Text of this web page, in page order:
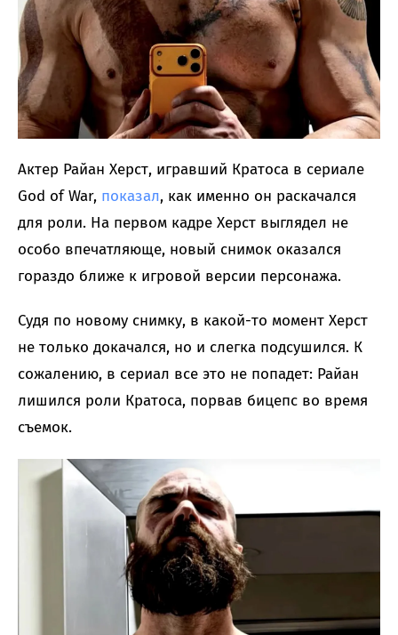
Актер Райан Херст, игравший Кратоса в сериале
God of War, показал, как именно он раскачался
для роли. На первом кадре Херст выглядел не
особо впечатляюще, новый снимок оказался
гораздо ближе к игровой версии персонажа.
Судя по новому снимку, в какой-то момент Херст
не только докачался, но и слегка подсушился. К
сожалению, в сериал все это не попадет: Райан
лишился роли Кратоса, порвав бицепс во время
съемок.